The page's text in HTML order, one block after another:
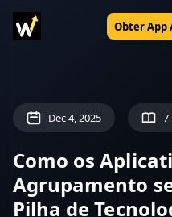
Obter App
Dec 4, 2025 7
Como os
Agrupamento
Pilha de